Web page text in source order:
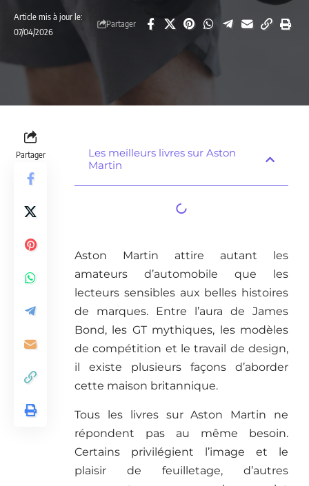
Article mis à jour le:
07/04/2026
Partager
Partager
Les meilleurs livres sur Aston
Martin
Aston Martin attire autant les
amateurs d’automobile que les
lecteurs sensibles aux belles histoires
de marques. Entre l’aura de James
Bond, les GT mythiques, les modèles
de compétition et le travail de design,
il existe plusieurs façons d’aborder
cette maison britannique.
Tous les livres sur Aston Martin ne
répondent pas au même besoin.
Certains privilégient l’image et le
plaisir de feuilletage, d’autres